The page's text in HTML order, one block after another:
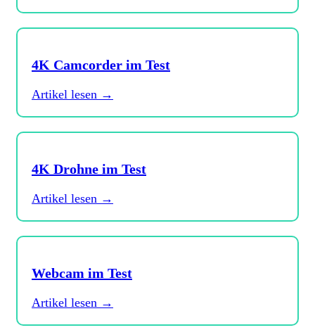
4K Camcorder im Test
Artikel lesen →
4K Drohne im Test
Artikel lesen →
Webcam im Test
Artikel lesen →